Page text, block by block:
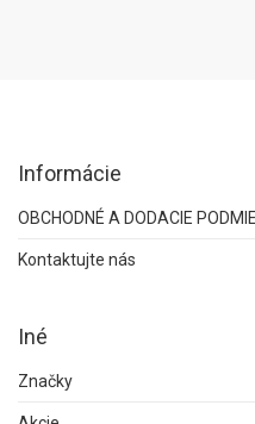
Informácie
OBCHODNÉ A DODACIE
Kontaktujte nás
Iné
Značky